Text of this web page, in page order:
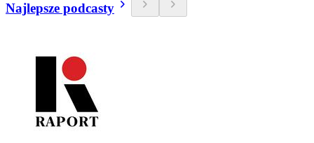
Najlepsze podcasty